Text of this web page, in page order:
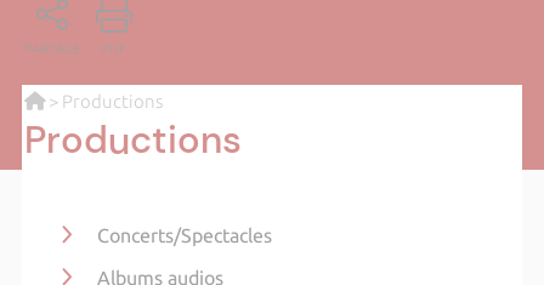
PARTAGE PDF
> Productions
Productions
Concerts/Spectacles
Albums audios